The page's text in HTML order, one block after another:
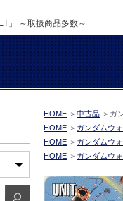
」 ～取扱商品多数～
HOME ＞ 中古品 ＞ ガ
HOME ＞ ガンダムウ
HOME ＞ ガンダムウ
HOME ＞ ガンダムウ